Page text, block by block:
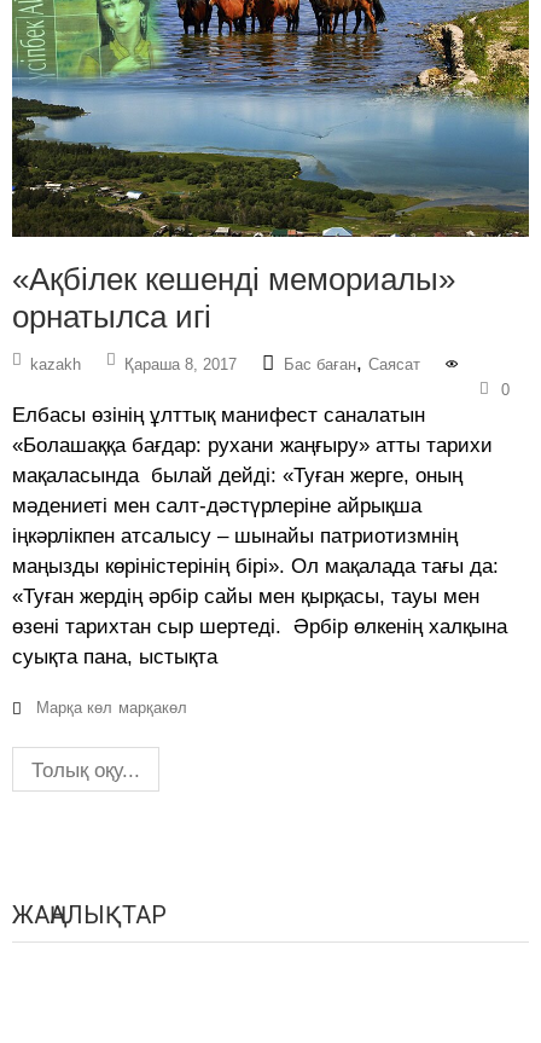
«Ақбілек кешенді мемориалы»
орнатылса игі
kazakh Қараша 8, 2017 Бас баған, Саясат
0
Елбасы өзінің ұлттық манифест саналатын
«Болашаққа бағдар: рухани жаңғыру» атты тарихи
мақаласында былай дейді: «Туған жерге, оның
мәдениеті мен салт-дәстүрлеріне айрықша
іңкәрлікпен атсалысу – шынайы патриотизмнің
маңызды көріністерінің бірі». Ол мақалада тағы да:
«Туған жердің әрбір сайы мен қырқасы, тауы мен
өзені тарихтан сыр шертеді. Әрбір өлкенің халқына
суықта пана, ыстықта
Марқа көл марқакөл
Толық оқу...
ЖАҢАЛЫҚТАР